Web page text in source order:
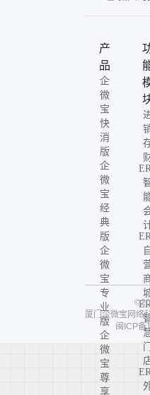
产
品
企
微
宝
快
消
版
企
微
宝
经
典
版
企
微
宝
专
业
版
企
微
宝
尊
享
自
门
厦门企微宝网络
闽ICP备